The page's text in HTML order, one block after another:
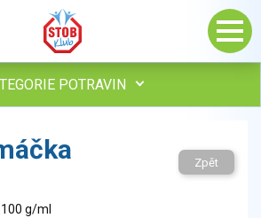
POTRAVIN
Zpět
g/ml